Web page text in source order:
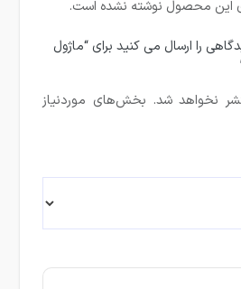
این محصول نوشته نشده است.
را ارسال می کنید برای “ماژول
نخواهد شد. بخش‌های موردنیاز